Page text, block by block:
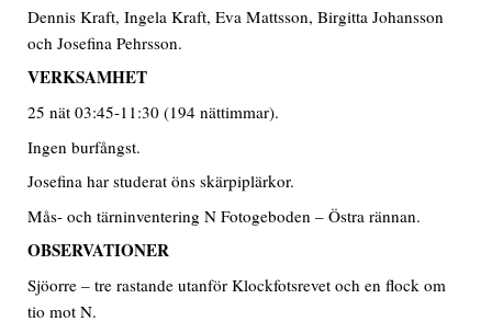
Dennis Kraft, Ingela Kraft, Eva Mattsson, Birgitta Johansson
och Josefina Pehrsson.
VERKSAMHET
25 nät 03:45-11:30 (194 nättimmar).
Ingen burfångst.
Josefina har studerat öns skärpiplärkor.
Mås- och tärninventering N Fotogeboden – Östra rännan.
OBSERVATIONER
Sjöorre – tre rastande utanför Klockfotsrevet och en flock om
tio mot N.